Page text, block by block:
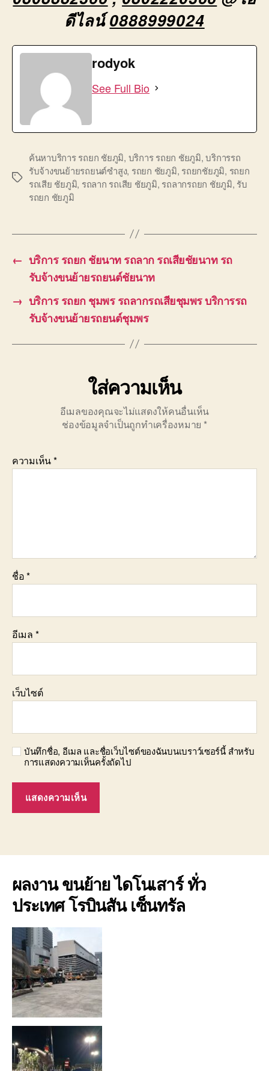
ดีไลน์0888999024
rodyok
See Full Bio
Tags
ค้นหาบริการ รถยก ชัยภูมิ, บริการ รถยก ชัยภูมิ,บริการรถ
รับจ้างขนย้ายรถยนต์ซำสูง, รถยก ชัยภูมิ, รถยกชัยภูมิ, รถยก
รถเสีย ชัยภูมิ, รถลาก รถเสีย ชัยภูมิ, รถลากรถยก ชัยภูมิ, รับ
รถยก ชัยภูมิ
← บริการ รถยก ชัยนาท รถลาก รถเสียชัยนาท รถ
รับจ้างขนย้ายรถยนต์ชัยนาท
→ บริการ รถยก ชุมพร รถลากรถเสียชุมพร บริการรถ
รับจ้างขนย้ายรถยนต์ชุมพร
ใส่ความเห็น
อีเมลของคุณจะไม่แสดงให้คนอื่นเห็น
ช่องข้อมูลจำเป็นถูกทำเครื่องหมาย *
ความเห็น*
ชื่อ*
อีเมล *
เว็บไซต์
บันทึกชื่อ, อีเมล และชื่อเว็บไซต์ของฉันบนเบราว์เซอร์นี้ สำหรับ
การแสดงความเห็นครั้งถัดไป
ผลงาน ขนย้าย ไดโนเสาร์ ทั่ว
ประเทศ โรบินสัน เซ็นทรัล